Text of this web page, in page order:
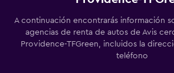
A continuación encontrarás información
agencias de renta de autos de Avis
Providence-TFGreen, incluidos la
teléfono